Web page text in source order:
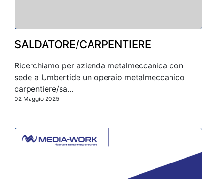
SALDATORE/CARPENTIERE
Ricerchiamo per azienda metalmeccanica con
sede a Umbertide un operaio metalmeccanico
carpentiere/sa...
02 Maggio 2025